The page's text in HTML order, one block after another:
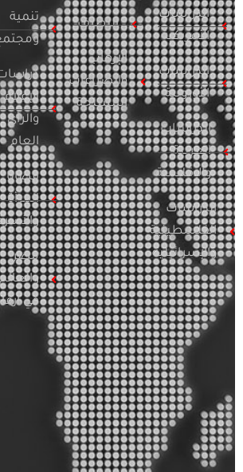
الدراسات
الأمريكية
الدراسات
الأوروبية
الدراسات
العربية
والإقليمية
الدراسات
الفلسطينية
والإسرائيلية
التطرف
الإرهاب
والصراعات
المسلحة
تنمية
ومجتمع
دراسات
الإعلام
والرأي
العام
قضايا
المرأة
والأسرة
مصر
والعالم
في أرقام